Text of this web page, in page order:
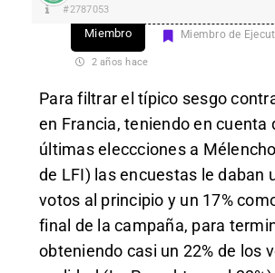
#2787053
Miembro Miembro de
2 años hace
Para filtrar el típico sesgo
en Francia, teniendo en cuenta
últimas eleccciones a
de LFI) las encuestas le daban
votos al principio y un 17%
final de la campaña, para
obteniendo casi un 22% de los